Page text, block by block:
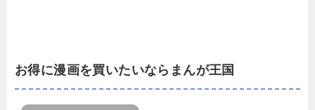
お得に漫画を買いたいならまんが王国